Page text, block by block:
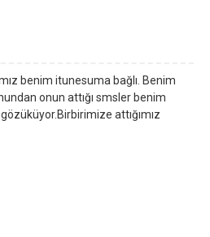
benim itunesuma bağlı. Benim
onun attığı smsler benim
attığımız